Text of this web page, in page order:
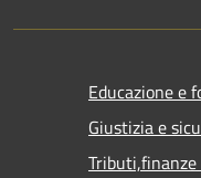
Educazione e
Giustizia e